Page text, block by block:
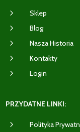
5 Sklep
5 Blog
5 Nasza Historia
5 Kontakty
5 Login
PRZYDATNE LINKI:
5 Polityka